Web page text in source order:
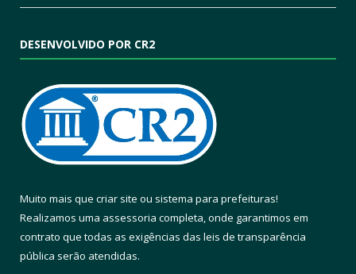
DESENVOLVIDO POR CR2
Muito mais que criar site ou sistema para prefeituras!
Realizamos uma assessoria completa, onde garantimos em
contrato que todas as exigências das leis de transparência
pública serão atendidas.